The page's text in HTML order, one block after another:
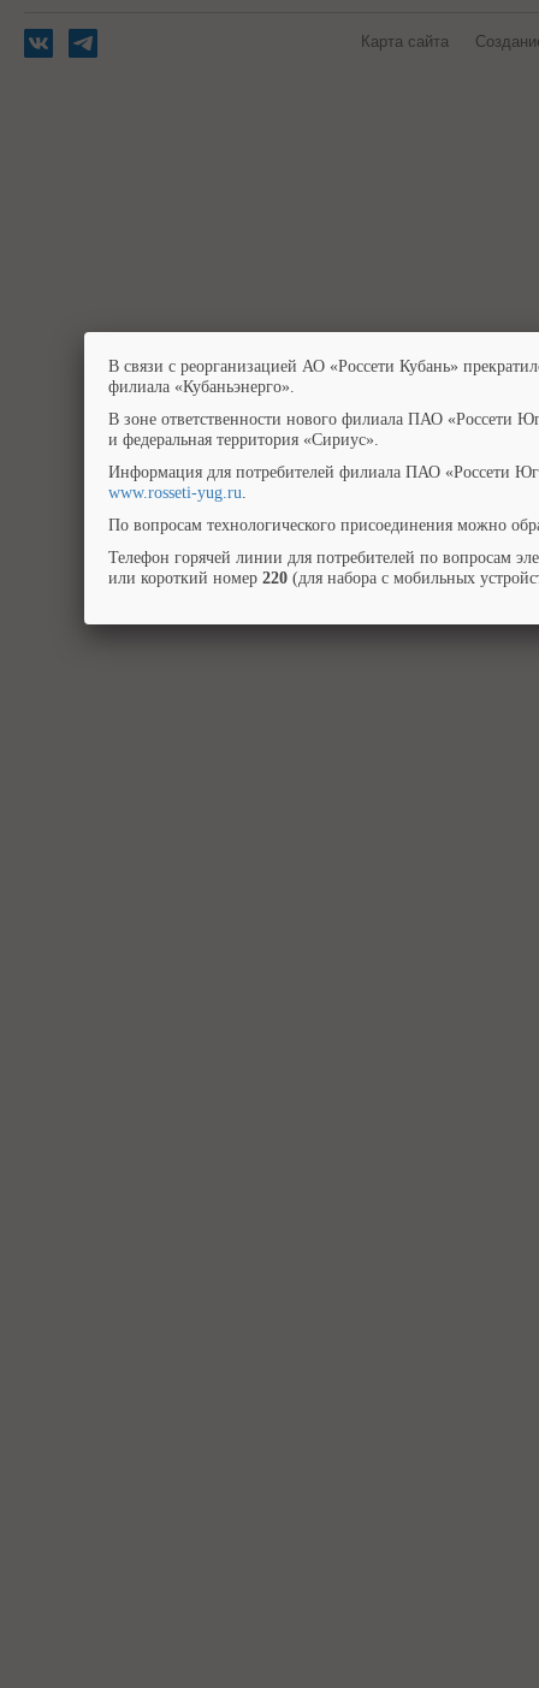
Карта сайта
В связи с реорганизацией АО «Россети Кубань»
филиала «Кубаньэнерго».
В зоне ответственности нового филиала ПАО «Россети
и федеральная территория «Сириус».
Информация для потребителей филиала ПАО «Россети
www.rosseti-yug.ru.
По вопросам технологического присоединения можно
Телефон горячей линии для потребителей по вопросам
или короткий номер 220 (для набора с мобильных